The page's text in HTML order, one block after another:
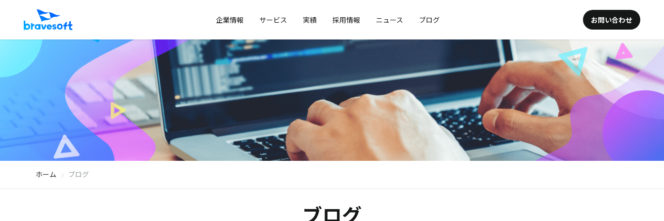
企業情報 サービス 実績 採用情報 ニュース ブログ お問い合わせ
ホーム ブログ
ブログ